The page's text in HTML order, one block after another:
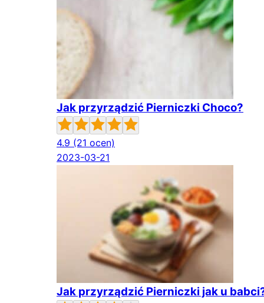
Jak przyrządzić Pierniczki Choco?
4.9 (21 ocen)
2023-03-21
Jak przyrządzić Pierniczki jak u